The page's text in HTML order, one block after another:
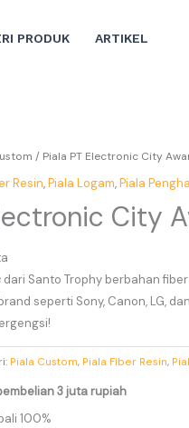
PRODUK ARTIKEL
/ Piala PT Electronic City
Resin,Piala Logam,Piala
City
dari Santo Trophy berbahan
seperti Sony, Canon, LG,
Piala Custom, Piala Fiber Resin,
3 juta rupiah
100%